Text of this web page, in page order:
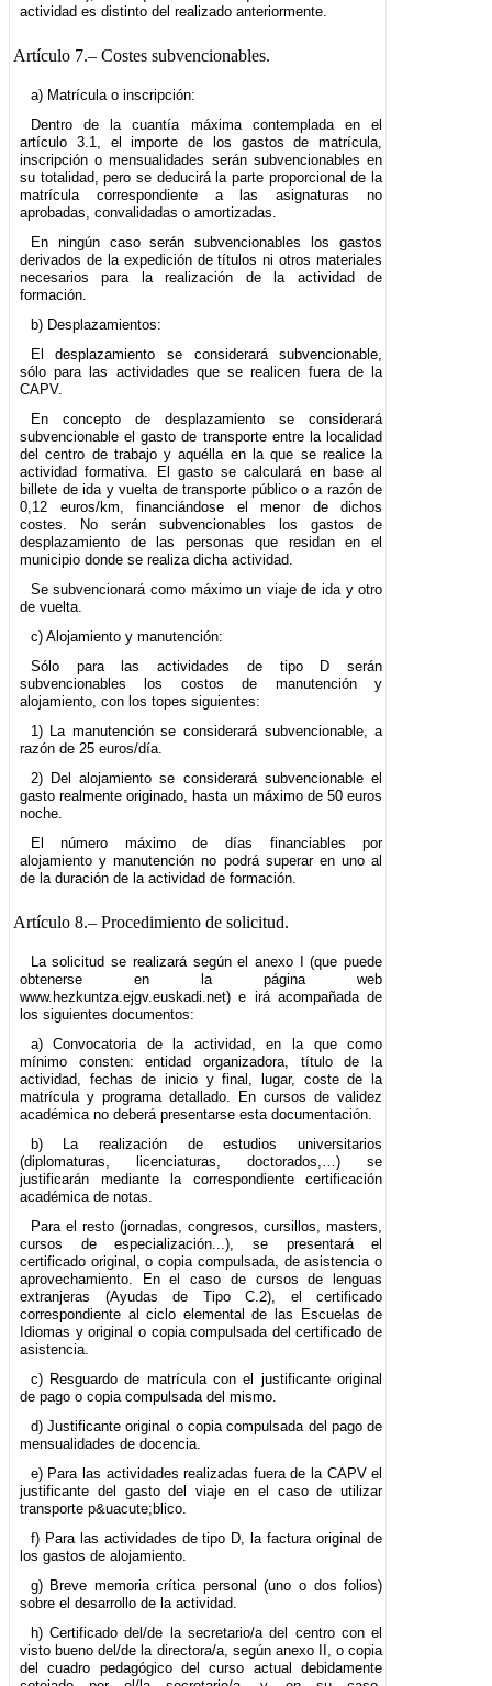
actividad es distinto del realizado anteriormente.
Artículo 7.– Costes subvencionables.
a) Matrícula o inscripción:
Dentro de la cuantía máxima contemplada en el
artículo 3.1, el importe de los gastos de matrícula,
inscripción o mensualidades serán subvencionables en
su totalidad, pero se deducirá la parte proporcional de la
matrícula correspondiente a las asignaturas no
aprobadas, convalidadas o amortizadas.
En ningún caso serán subvencionables los gastos
derivados de la expedición de títulos ni otros materiales
necesarios para la realización de la actividad de
formación.
b) Desplazamientos:
El desplazamiento se considerará subvencionable,
sólo para las actividades que se realicen fuera de la
CAPV.
En concepto de desplazamiento se considerará
subvencionable el gasto de transporte entre la localidad
del centro de trabajo y aquélla en la que se realice la
actividad formativa. El gasto se calculará en base al
billete de ida y vuelta de transporte público o a razón de
0,12 euros/km, financiándose el menor de dichos
costes. No serán subvencionables los gastos de
desplazamiento de las personas que residan en el
municipio donde se realiza dicha actividad.
Se subvencionará como máximo un viaje de ida y otro
de vuelta.
c) Alojamiento y manutención:
Sólo para las actividades de tipo D serán
subvencionables los costos de manutención y
alojamiento, con los topes siguientes:
1) La manutención se considerará subvencionable, a
razón de 25 euros/día.
2) Del alojamiento se considerará subvencionable el
gasto realmente originado, hasta un máximo de 50 euros
noche.
El número máximo de días financiables por
alojamiento y manutención no podrá superar en uno al
de la duración de la actividad de formación.
Artículo 8.– Procedimiento de solicitud.
La solicitud se realizará según el anexo I (que puede
obtenerse en la página web
www.hezkuntza.ejgv.euskadi.net) e irá acompañada de
los siguientes documentos:
a) Convocatoria de la actividad, en la que como
mínimo consten: entidad organizadora, título de la
actividad, fechas de inicio y final, lugar, coste de la
matrícula y programa detallado. En cursos de validez
académica no deberá presentarse esta documentación.
b) La realización de estudios universitarios
(diplomaturas, licenciaturas, doctorados,…) se
justificarán mediante la correspondiente certificación
académica de notas.
Para el resto (jornadas, congresos, cursillos, masters,
cursos de especialización...), se presentará el
certificado original, o copia compulsada, de asistencia o
aprovechamiento. En el caso de cursos de lenguas
extranjeras (Ayudas de Tipo C.2), el certificado
correspondiente al ciclo elemental de las Escuelas de
Idiomas y original o copia compulsada del certificado de
asistencia.
c) Resguardo de matrícula con el justificante original
de pago o copia compulsada del mismo.
d) Justificante original o copia compulsada del pago de
mensualidades de docencia.
e) Para las actividades realizadas fuera de la CAPV el
justificante del gasto del viaje en el caso de utilizar
transporte p&uacute;blico.
f) Para las actividades de tipo D, la factura original de
los gastos de alojamiento.
g) Breve memoria crítica personal (uno o dos folios)
sobre el desarrollo de la actividad.
h) Certificado del/de la secretario/a del centro con el
visto bueno del/de la directora/a, según anexo II, o copia
del cuadro pedagógico del curso actual debidamente